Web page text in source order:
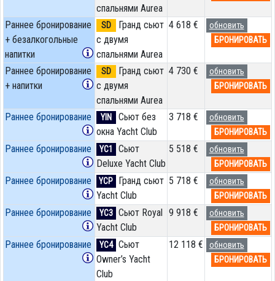
спальнями Aurea
Раннее бронирование
+ безалкогольные
напитки
SD
Гранд сьют
с двумя
спальнями Aurea
4 618 €
обновить
БРОНИРОВАТЬ
Раннее бронирование
+ напитки
SD
Гранд сьют
с двумя
спальнями Aurea
4 730 €
обновить
БРОНИРОВАТЬ
Раннее бронирование YIN
Сьют без
окна Yacht Club
3 718 €
обновить
БРОНИРОВАТЬ
Раннее бронирование YC1
Сьют
Deluxe Yacht Club
5 518 €
обновить
БРОНИРОВАТЬ
Раннее бронирование YCP
Гранд сьют
Yacht Club
5 718 €
обновить
БРОНИРОВАТЬ
Раннее бронирование YC3 Сьют Royal
Yacht Club
9 918 €
обновить
БРОНИРОВАТЬ
Раннее бронирование YC4 Сьют
Owner’s Yacht
Club
12 118 €
обновить
БРОНИРОВАТЬ